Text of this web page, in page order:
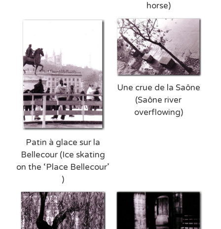
horse)
Patin à glace sur la
Bellecour (Ice skating
on the ‘Place Bellecour’
)
Une crue de la Saône
(Saône river
overflowing)